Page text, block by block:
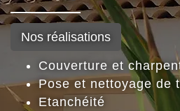
Nos réalisations
Couverture et
Pose et nettoyage de
Etanchéité